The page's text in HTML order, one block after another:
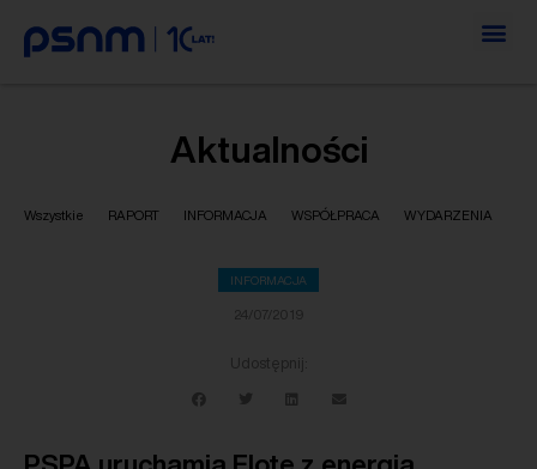
Aktualności
Wszystkie RAPORT INFORMACJA WSPÓŁPRACA WYDARZENIA
INFORMACJA
24/07/2019
Udostępnij: